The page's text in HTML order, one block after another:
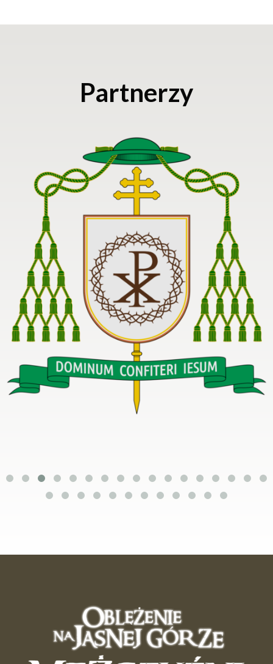
Partnerzy